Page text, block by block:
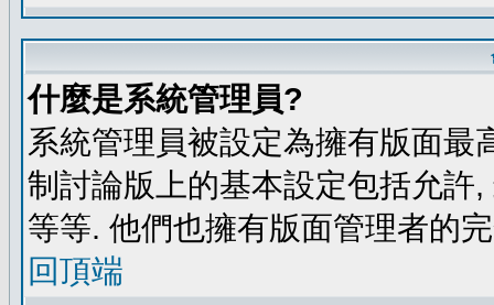
什麼是系統管理員?
系統管理員被設定為擁有版面最
制討論版上的基本設定包括允許
等等. 他們也擁有版面管理者的
回頂端